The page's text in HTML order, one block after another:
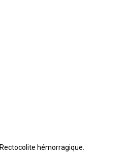
Rectocolite hémorragique.